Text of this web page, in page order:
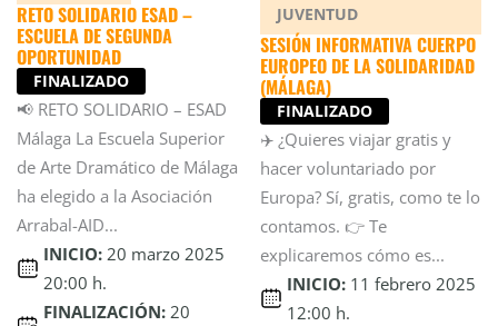
RETO SOLIDARIO ESAD –
ESCUELA DE SEGUNDA
OPORTUNIDAD
FINALIZADO
📢 RETO SOLIDARIO – ESAD
Málaga La Escuela Superior
de Arte Dramático de Málaga
ha elegido a la Asociación
Arrabal-AID...
INICIO: 20 marzo 2025
20:00 h.
FINALIZACIÓN: 20
JUVENTUD
SESIÓN INFORMATIVA CUERPO
EUROPEO DE LA SOLIDARIDAD
(MÁLAGA)
FINALIZADO
✈️ ¿Quieres viajar gratis y
hacer voluntariado por
Europa? Sí, gratis, como te lo
contamos. 👉 Te
explicaremos cómo es...
INICIO: 11 febrero 2025
12:00 h.